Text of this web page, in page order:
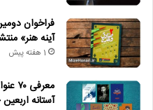
فراخوان
آینه هنر»
1 هفته پیش
آستانه